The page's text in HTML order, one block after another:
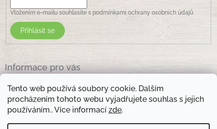
Tento web používá soubory cookie. Dalším
procházením tohoto webu vyjadřujete souhlas s jejich
používáním.. Více informací zde.
Vložením e-mailu souhlasíte s podmínkami ochrany osobních údajů
Přihlásit se
Informace pro vás
Obchodní podmínky
Podmínky ochrany osobních údajů
Kontakty